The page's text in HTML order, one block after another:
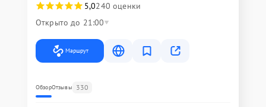
5,0240 оценки
Открыто до 21:00
Маршрут
ОбзорОтзывы 330